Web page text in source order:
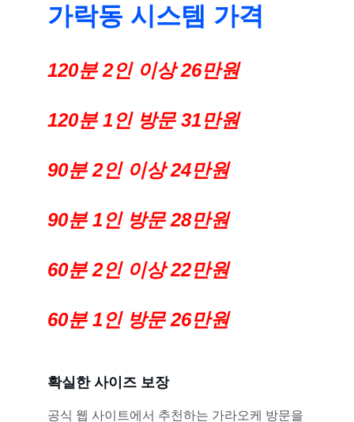
공식 웹 사이트에서 추천하는 가라오케 방문을
확실한 사이즈 보장
가락동 시스템 가격
120분 2인 이상 26만원
120분 1인 방문 31만원
90분 2인 이상 24만원
90분 1인 방문 28만원
60분 2인 이상 22만원
60분 1인 방문 26만원